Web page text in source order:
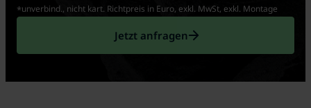
*unverbind., nicht kart. Richtpreis in Euro, exkl. MwSt, exkl. Montage
Jetzt anfragen